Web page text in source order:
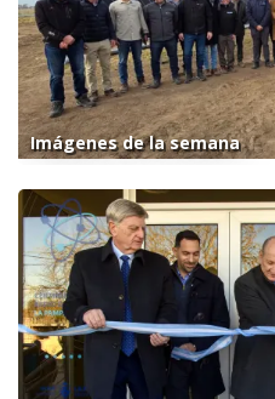
Imágenes de la semana